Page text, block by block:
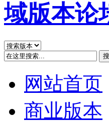
域版本论
网站首页
商业版本